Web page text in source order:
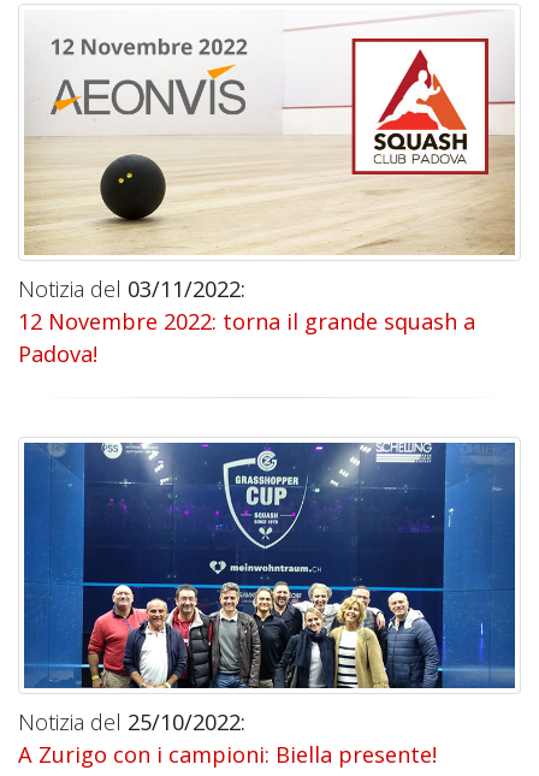
Notizia del 03/11/2022:
12 Novembre 2022: torna il grande squash a
Padova!
Notizia del 25/10/2022:
A Zurigo con i campioni: Biella presente!